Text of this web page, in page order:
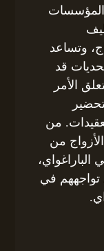
المؤسسات
وتساعد
قد
الأمر
من
من
تواجههم في